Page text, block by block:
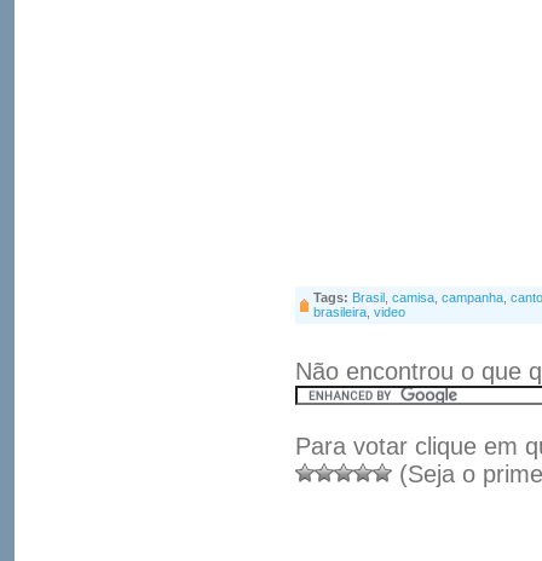
Tags: Brasil camisa campanha
brasileira video
Não encontrou o que
Para votar clique em
(Seja o